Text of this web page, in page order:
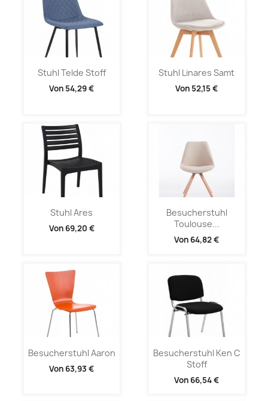
Stuhl Telde Stoff
Von 54,29 €
Stuhl Linares Samt
Von 52,15 €
Stuhl Ares
Von 69,20 €
Besucherstuhl
Toulouse...
Von 64,82 €
Besucherstuhl Aaron
Von 63,93 €
Besucherstuhl Ken C
Stoff
Von 66,54 €